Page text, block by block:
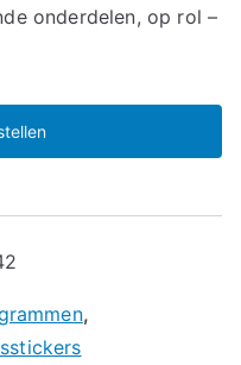
onderdelen, op rol –
,